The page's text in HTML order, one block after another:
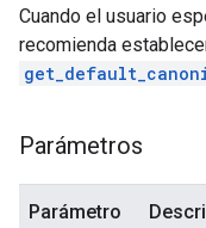
Cuando el usuario
recomienda
Parámetros
Parámetro